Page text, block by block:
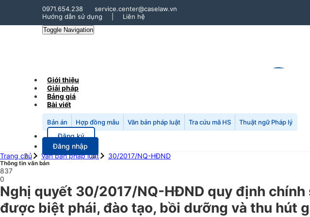
0971.654.238
service.center@caselaw.vn
Hướng dẫn sử dụng
Liên hệ
Toggle Navigation
Giới thiệu
Giải pháp
Bảng giá
Bài viết
Bản án Hợp đồng mẫu Văn bản pháp luật Tra cứu mã HS Thuật ngữ Pháp lý
Đăng ký
Đăng nhập
Trang chủ
Văn bản pháp luật 30/2017/NQ-HĐND
Thông tin văn bản
837
0
Nghị quyết 30/2017/NQ-HĐND quy định
được biệt phái, đào tạo, bồi dưỡng và thu hút